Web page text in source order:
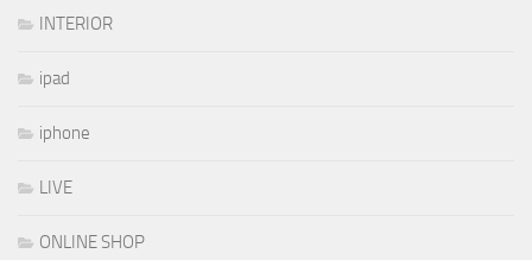
INTERIOR
ipad
iphone
LIVE
ONLINE SHOP